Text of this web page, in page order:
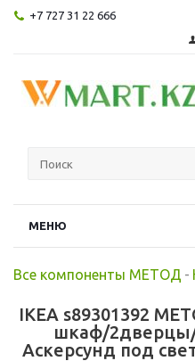
+7 727 31 22 666
МЕНЮ
Все компоненты МЕТОД -
IKEA s89301392
шкаф/
Аскерсунд под